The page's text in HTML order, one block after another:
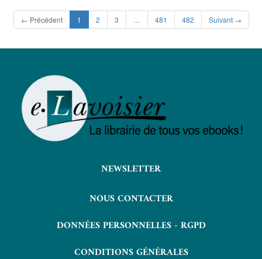
← Précédent 1 (current)
2 3 481 482 Suivant →
NEWSLETTER
NOUS CONTACTER
DONNÉES PERSONNELLES - RGPD
CONDITIONS GÉNÉRALES